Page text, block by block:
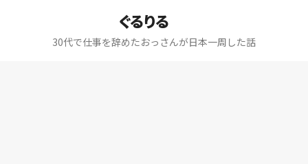
ぐるりる
30代で仕事を辞めたおっさんが日本一周した話